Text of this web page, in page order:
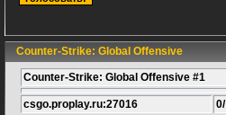
Counter-Strike: Global Offensive
Counter-Strike: Global Offensive #1
csgo.proplay.ru:27016 0/